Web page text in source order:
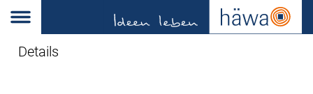
Details